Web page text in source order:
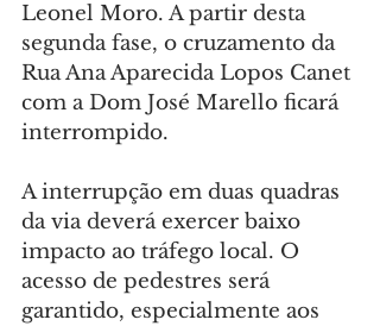
Leonel Moro. A partir desta
segunda fase, o cruzamento da
Rua Ana Aparecida Lopos Canet
com a Dom José Marello ficará
interrompido.
A interrupção em duas quadras
da via deverá exercer baixo
impacto ao tráfego local. O
acesso de pedestres será
garantido, especialmente aos